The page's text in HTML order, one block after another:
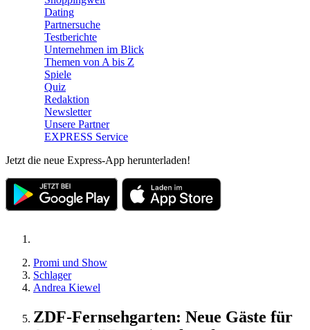
Dating
Partnersuche
Testberichte
Unternehmen im Blick
Themen von A bis Z
Spiele
Quiz
Redaktion
Newsletter
Unsere Partner
EXPRESS Service
Jetzt die neue Express-App herunterladen!
Promi und Show
Schlager
Andrea Kiewel
ZDF-Fernsehgarten: Neue Gäste für